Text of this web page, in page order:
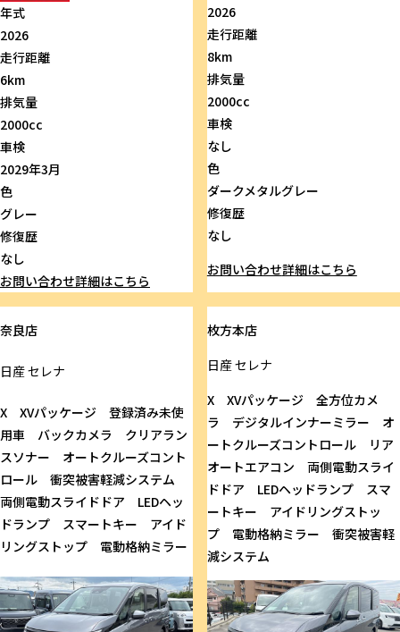
年式
2026
走行距離
6km
排気量
2000cc
車検
2029年3月
色
グレー
修復歴
なし
お問い合わせ詳細はこちら
2026
走行距離
8km
排気量
2000cc
車検
なし
色
ダークメタルグレー
修復歴
なし
お問い合わせ詳細はこちら
奈良店
日産セレナ
X XVパッケージ 登録済み未使
用車 バックカメラ クリアラン
スソナー オートクルーズコント
ロール 衝突被害軽減システム
両側電動スライドドア LEDヘッ
ドランプ スマートキー アイド
リングストップ 電動格納ミラー
枚方本店
日産セレナ
X XVパッケージ 全方位カメ
ラ デジタルインナーミラー オ
ートクルーズコントロール リア
オートエアコン 両側電動スライ
ドドア LEDヘッドランプ スマ
ートキー アイドリングストッ
プ 電動格納ミラー 衝突被害軽
減システム